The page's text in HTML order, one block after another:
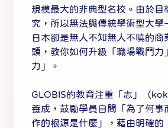
規模最大的非典型名校。由於目
究，所以無法與傳統學術型大學
日本卻是無人不知無人不曉的
頭，教你如何升級「職場戰鬥力
力」。
GLOBIS的教育注重「志」（
養成，鼓勵學員自問「為了何事
作的根源是什麼」，藉由明確的